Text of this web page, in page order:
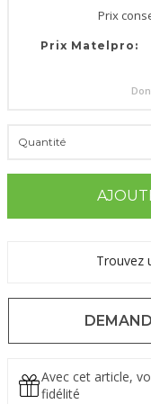
Prix
Prix Matelpro:
Quantité
Trouvez
Avec cet article,
fidélité